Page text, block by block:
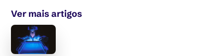
Ver mais artigos